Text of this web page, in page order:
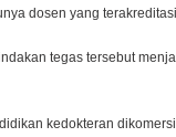
dosen yang
tegas tersebut
kedokteran